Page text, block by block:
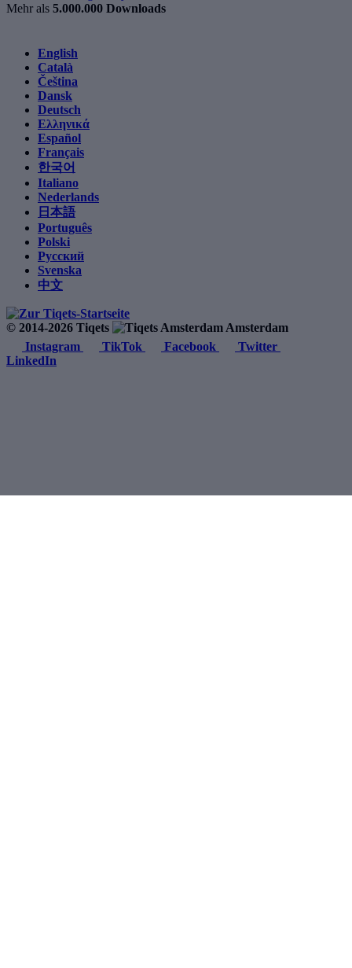
Mehr als 5.000.000 Downloads
English
Català
Čeština
Dansk
Deutsch
Ελληνικά
Español
Français
한국어
Italiano
Nederlands
日本語
Português
Polski
Русский
Svenska
中文
© 2014-2026 Tiqets
Amsterdam
Instagram
TikTok Facebook
Twitter
LinkedIn